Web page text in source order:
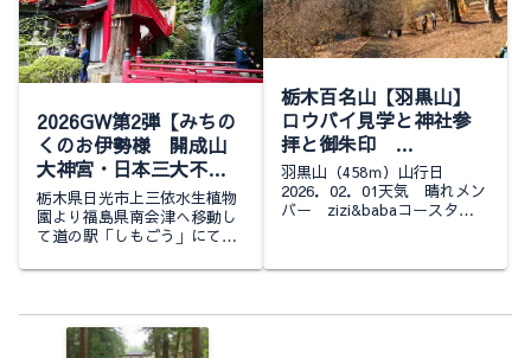
2026GW第2弾【みちの
くのお伊勢様 開成山
大神宮・日本三大不動
尊 中野不動尊】
2026.05.04
栃木県日光市上三依水生植物
園より福島県南会津へ移動し
て道の駅「しもごう」にて車
２度？含め何度か立ち寄った
の道の駅ですｗこの日はこの
道の駅をスタートし...
栃木百名山【羽黒山】
ロウバイ見学と神社参
拝と御朱印
2026.02.01
羽黒山（458ｍ）山行日
2026．02．01天気 晴れメン
バー zizi&babaコースタイ
だいだら坊の岩分岐…